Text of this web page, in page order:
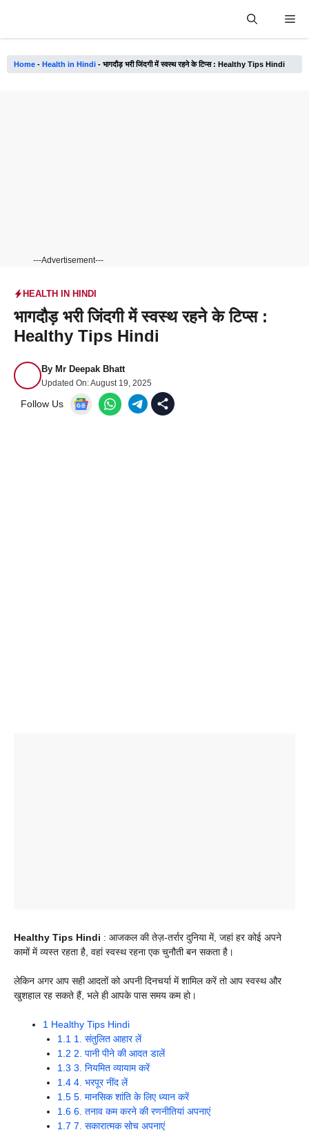
Home - Health in Hindi - भागदौड़ भरी जिंदगी में स्वस्थ रहने के टिप्स : Healthy Tips Hindi
---Advertisement---
HEALTH IN HINDI
भागदौड़ भरी जिंदगी में स्वस्थ रहने के टिप्स :
Healthy Tips Hindi
By Mr Deepak Bhatt
Updated On:August 19, 2025
Follow Us
Healthy Tips Hindi : आजकल की तेज़-तर्रार दुनिया में, जहां हर कोई अपने
कामों में व्यस्त रहता है, वहां स्वस्थ रहना एक चुनौती बन सकता है।
लेकिन अगर आप सही आदतों को अपनी दिनचर्या में शामिल करें तो आप स्वस्थ और
खुशहाल रह सकते हैं, भले ही आपके पास समय कम हो।
1 Healthy Tips Hindi
1.1 1. संतुलित आहार लें
1.2 2. पानी पीने की आदत डालें
1.3 3. नियमित व्यायाम करें
1.4 4. भरपूर नींद लें
1.5 5. मानसिक शांति के लिए ध्यान करें
1.6 6. तनाव कम करने की रणनीतियां अपनाएं
1.7 7. सकारात्मक सोच अपनाएं